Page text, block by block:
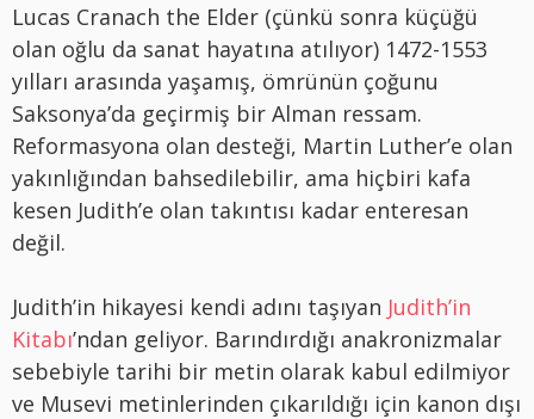
Lucas Cranach the Elder (çünkü sonra küçüğü
olan oğlu da sanat hayatına atılıyor) 1472-1553
yılları arasında yaşamış, ömrünün çoğunu
Saksonya’da geçirmiş bir Alman ressam.
Reformasyona olan desteği, Martin Luther’e olan
yakınlığından bahsedilebilir, ama hiçbiri kafa
kesen Judith’e olan takıntısı kadar enteresan
değil.
Judith’in hikayesi kendi adını taşıyan Judith’in
Kitabı’ndan geliyor. Barındırdığı anakronizmalar
sebebiyle tarihi bir metin olarak kabul edilmiyor
ve Musevi metinlerinden çıkarıldığı için kanon dışı